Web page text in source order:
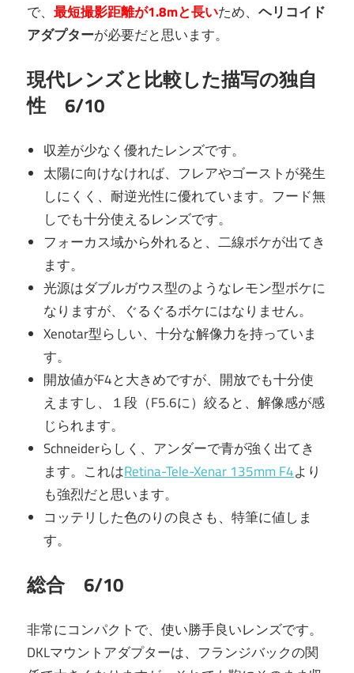
で、 最短撮影距離が1.8mと長いため、 ヘリコイド
アダプターが必要だと思います。
現代レンズと比較した描写の独自
性 6/10
収差が少なく優れたレンズです。
太陽に向けなければ、フレアやゴーストが発生
しにくく、耐逆光性に優れています。フード無
しでも十分使えるレンズです。
フォーカス域から外れると、二線ボケが出てき
ます。
光源はダブルガウス型のようなレモン型ボケに
なりますが、ぐるぐるボケにはなりません。
Xenotar型らしい、十分な解像力を持っていま
す。
開放値がF4と大きめですが、開放でも十分使
えますし、１段（F5.6に）絞ると、解像感が感
じられます。
Schneiderらしく、アンダーで青が強く出てき
ます。これはRetina-Tele-Xenar 135mm F4より
も強烈だと思います。
コッテリした色のりの良さも、特筆に値しま
す。
総合 6/10
非常にコンパクトで、使い勝手良いレンズです。
DKLマウントアダプターは、フランジバックの関